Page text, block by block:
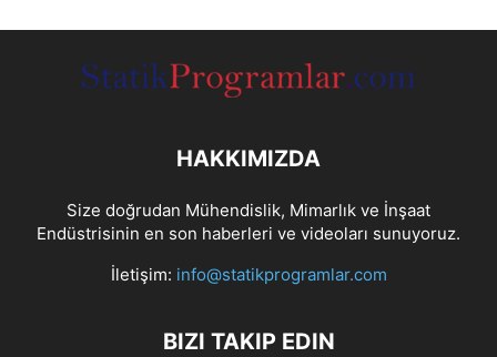
HAKKIMIZDA
Size doğrudan Mühendislik, Mimarlık ve İnşaat
Endüstrisinin en son haberleri ve videoları sunuyoruz.
İletişim: info@statikprogramlar.com
BIZI TAKIP EDIN